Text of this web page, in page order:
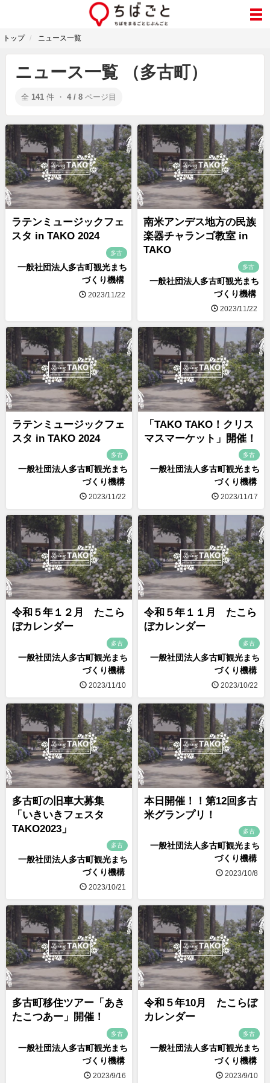
トップ ニュース一覧
ニュース一覧 （多古町）
全 141 件 ・ 4 / 8 ページ目
ラテンミュージックフェ
スタ in TAKO 2024
多古
一般社団法人多古町観光まち
づくり機構
2023/11/22
南米アンデス地方の民族
楽器チャランゴ教室 in
TAKO
多古
一般社団法人多古町観光まち
づくり機構
2023/11/22
ラテンミュージックフェ
スタ in TAKO 2024
多古
一般社団法人多古町観光まち
づくり機構
2023/11/22
「TAKO TAKO！クリス
マスマーケット」開催！
多古
一般社団法人多古町観光まち
づくり機構
2023/11/17
令和５年１２月 たこら
ぼカレンダー
多古
一般社団法人多古町観光まち
づくり機構
2023/11/10
令和５年１１月 たこら
ぼカレンダー
多古
一般社団法人多古町観光まち
づくり機構
2023/10/22
多古町の旧車大募集
「いきいきフェスタ
TAKO2023」
多古
一般社団法人多古町観光まち
づくり機構
2023/10/21
本日開催！！第12回多古
米グランプリ！
多古
一般社団法人多古町観光まち
づくり機構
2023/10/8
多古町移住ツアー「あき
たこつあー」開催！
多古
一般社団法人多古町観光まち
づくり機構
2023/9/16
令和５年10月 たこらぼ
カレンダー
多古
一般社団法人多古町観光まち
づくり機構
2023/9/10